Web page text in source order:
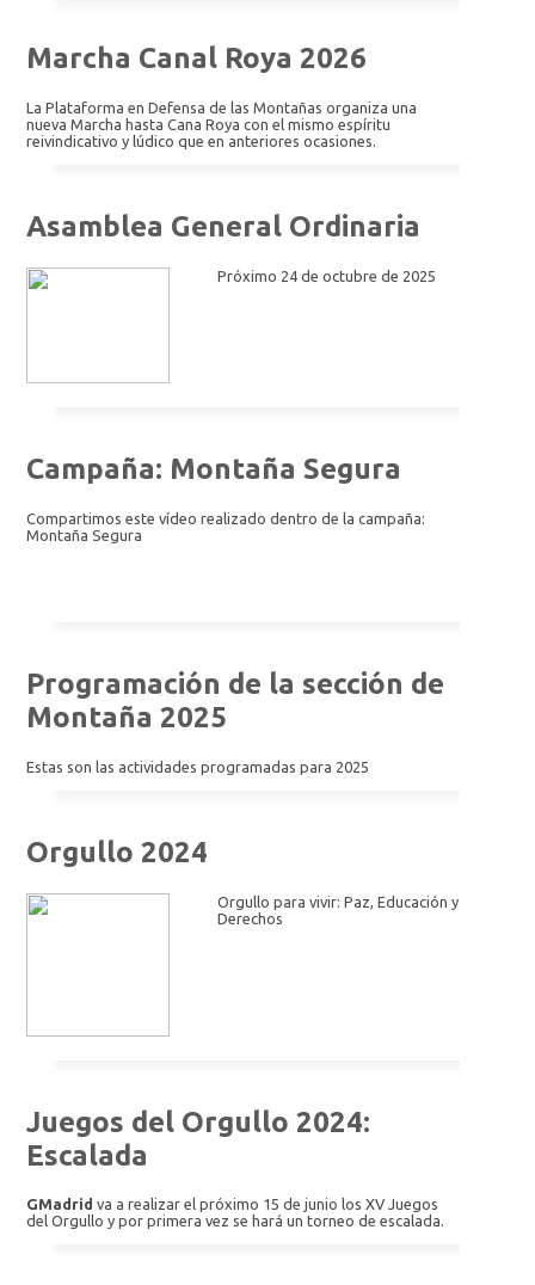
Marcha Canal Roya 2026
La Plataforma en Defensa de las Montañas organiza una
nueva Marcha hasta Cana Roya con el mismo espíritu
reivindicativo y lúdico que en anteriores ocasiones.
Asamblea General Ordinaria
Próximo 24 de octubre de 2025
Campaña: Montaña Segura
Compartimos este vídeo realizado dentro de la campaña:
Montaña Segura
Programación de la sección de
Montaña 2025
Estas son las actividades programadas para 2025
Orgullo 2024
Orgullo para vivir: Paz, Educación y
Derechos
Juegos del Orgullo 2024:
Escalada
GMadrid va a realizar el próximo 15 de junio los XV Juegos
del Orgullo y por primera vez se hará un torneo de escalada.